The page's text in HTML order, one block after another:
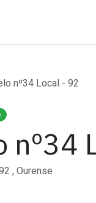
nº34 Local - 92
nº34
, Ourense